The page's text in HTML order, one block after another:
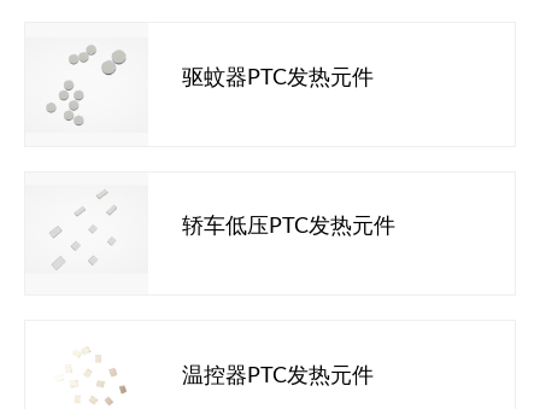
驱蚊器PTC发热元件
轿车低压PTC发热元件
温控器PTC发热元件